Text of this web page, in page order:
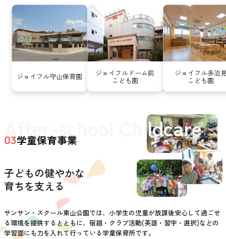
ジョイフル守山保育園 ジョイフルドーム前
こども園
ジョイフル多治
こども園
After-school Childcare
03学童保育事業
子どもの健やかな
育ちを支える
サンサン・スクール東山公園では、小学生の児童が放課後安心して過ごせ
る環境を提供するとともに、宿題・クラブ活動(英語・習字・選択)などの
学習面にも力を入れて行っている学童保育所です。